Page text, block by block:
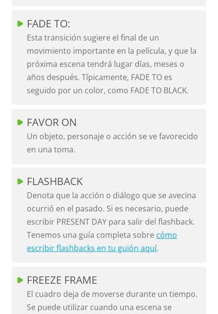
FADE TO:
Esta transición sugiere el final de un
movimiento importante en la película, y que la
próxima escena tendrá lugar días, meses o
años después. Típicamente, FADE TO es
seguido por un color, como FADE TO BLACK.
FAVOR ON
Un objeto, personaje o acción se ve favorecido
en una toma.
FLASHBACK
Denota que la acción o diálogo que se avecina
ocurrió en el pasado. Si es necesario, puede
escribir PRESENT DAY para salir del flashback.
Tenemos una guía completa sobre cómo
escribir flashbacks en tu guión aquí.
FREEZE FRAME
El cuadro deja de moverse durante un tiempo.
Se puede utilizar cuando una escena se